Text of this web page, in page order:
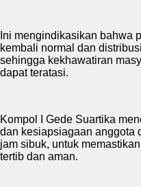
Ini mengindikasikan bahwa
kembali normal dan
sehingga kekhawatiran
dapat teratasi.
Kompol I Gede Suartika
dan kesiapsiagaan anggota
jam sibuk, untuk
tertib dan aman.